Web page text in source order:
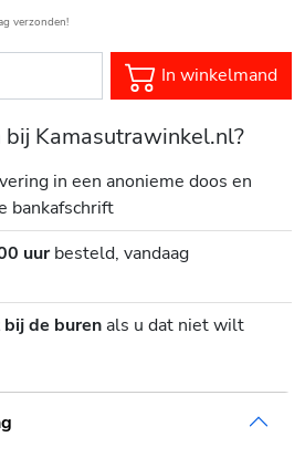
verzonden!
In winkelmand
Kamasutrawinkel.nl?
in een anonieme doos en
bankafschrift
uurbesteld, vandaag
bij de burenals u dat niet wilt